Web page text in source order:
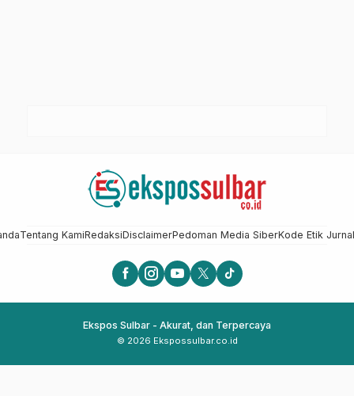
Tentang KamiRedaksiDisclaimerPedoman Media SiberKode Etik
Ekspos Sulbar - Akurat, dan Terpercaya
© 2026 Ekspossulbar.co.id